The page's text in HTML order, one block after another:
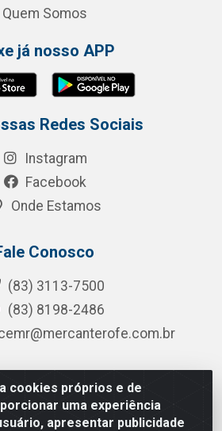
cookies próprios e de
uma experiência
apresentar publicidade
Quem Somos
já nosso APP
Redes Sociais
Instagram
Facebook
Onde Estamos
Conosco
(83) 3113-7500
(83) 8198-2486
Hortêncio Ribeiro de Luna, 3777 -
João Pessoa/PB - CEP 58081-400 -